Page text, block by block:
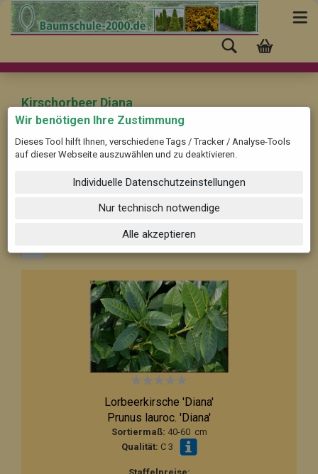
Kirschorbeer Diana
Beschreibung ...
Filter nach Sortiermaß in cm: Alle Größen Sortieren nach
Lorbeerkirsche 'Diana'
Prunus lauroc. 'Diana'
Sortiermaß: 40-60 cm
Qualität: C 3
Wir benötigen Ihre Zustimmung
Dieses Tool hilft Ihnen, verschiedene Tags / Tracker / Analyse-Tools
auf dieser Webseite auszuwählen und zu deaktivieren.
Individuelle Datenschutzeinstellungen
Nur technisch notwendige
Alle akzeptieren